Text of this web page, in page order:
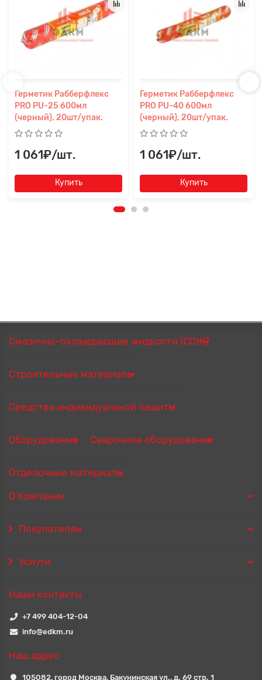
Герметик Рабберфлекс
PRO PU-25 600мл
(черный), 20шт/упак.
1 061₽/шт.
Купить
Герметик Рабберфлекс
PRO PU-40 600мл
(черный), 20шт/упак.
1 061₽/шт.
Купить
Смазочно-охлаждающие жидкости (СОЖ)
Строительные материалы
Средства индивидуальной защиты
Оборудование Сварочное оборудование
Отделочные материалы
О Компании
Покупателям
Услуги
Наши контакты
+7 499 404-12-04
info@edkm.ru
Наш адрес
105082, город Москва, Бакунинская ул., д. 69 стр. 1